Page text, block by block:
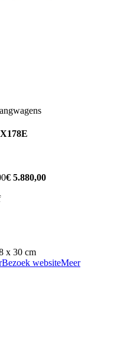
€ 5.880,00
x 30 cm
Bezoek websiteMeer